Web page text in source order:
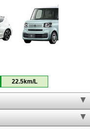
22.5km/L